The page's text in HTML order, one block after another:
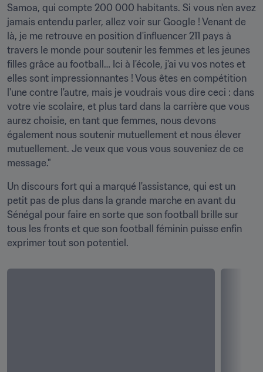
Samoa, qui compte 200 000 habitants. Si vous n'en avez
jamais entendu parler, allez voir sur Google ! Venant de
là, je me retrouve en position d'influencer 211 pays à
travers le monde pour soutenir les femmes et les jeunes
filles grâce au football… Ici à l'école, j'ai vu vos notes et
elles sont impressionnantes ! Vous êtes en compétition
l'une contre l'autre, mais je voudrais vous dire ceci : dans
votre vie scolaire, et plus tard dans la carrière que vous
aurez choisie, en tant que femmes, nous devons
également nous soutenir mutuellement et nous élever
mutuellement. Je veux que vous vous souveniez de ce
message."
Un discours fort qui a marqué l'assistance, qui est un
petit pas de plus dans la grande marche en avant du
Sénégal pour faire en sorte que son football brille sur
tous les fronts et que son football féminin puisse enfin
exprimer tout son potentiel.